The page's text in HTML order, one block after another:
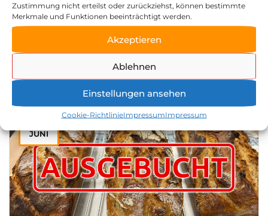
Zustimmung nicht erteilst oder zurückziehst, können bestimmte
Merkmale und Funktionen beeinträchtigt werden.
Akzeptieren
Ablehnen
Einstellungen ansehen
Cookie-RichtlinieImpressumImpressum
Vom Starter zum Lieblingsbrot: Back dein
eigenes Sauerteigbrot | 20. November 2026
20.11.2026 von | 16:00 bis 19:30 Uhr
JUNI